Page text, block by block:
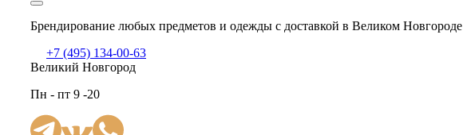
Брендирование любых предметов и одежды с доставкой в Великом Новгороде
+7 (495) 134-00-63
Великий Новгород
Пн - пт 9 -20